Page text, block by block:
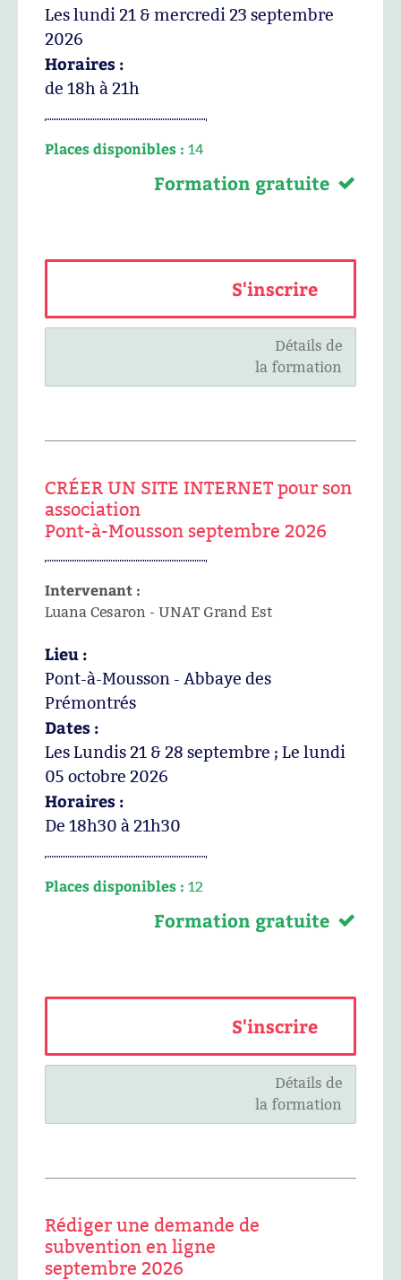
Les lundi 21 & mercredi 23 septembre
2026
Horaires :
de 18h à 21h
Places disponibles : 14
Formation gratuite
S'inscrire
Détails de
la formation
CRÉER UN SITE INTERNET pour son
association
Pont-à-Mousson septembre 2026
Intervenant :
Luana Cesaron - UNAT Grand Est
Lieu :
Pont-à-Mousson - Abbaye des
Prémontrés
Dates :
Les Lundis 21 & 28 septembre ; Le lundi
05 octobre 2026
Horaires :
De 18h30 à 21h30
Places disponibles : 12
Formation gratuite
S'inscrire
Détails de
la formation
Rédiger une demande de
subvention en ligne
septembre 2026